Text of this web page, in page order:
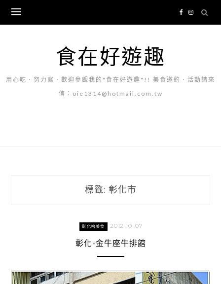
content
食在好遊趣
用心吃．努力寫．歡迎參觀我的"食在好遊趣"!! 美食邀約．活動請來
信：oie1314@hotmail.com.tw
標籤: 彰化市
彰化哈美食 2012-10-07
彰化-金牛座牛排館